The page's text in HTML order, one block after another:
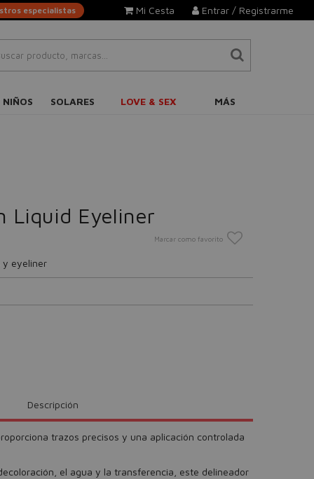
especialistas Entrar / Registrarme
Mi Cesta
NIÑOS SOLARES LOVE & SEX MÁS
Liquid Eyeliner
Marcar como favorito
y eyeliner
Descripción
trazos precisos y una aplicación controlada
el agua y la transferencia, este delineador